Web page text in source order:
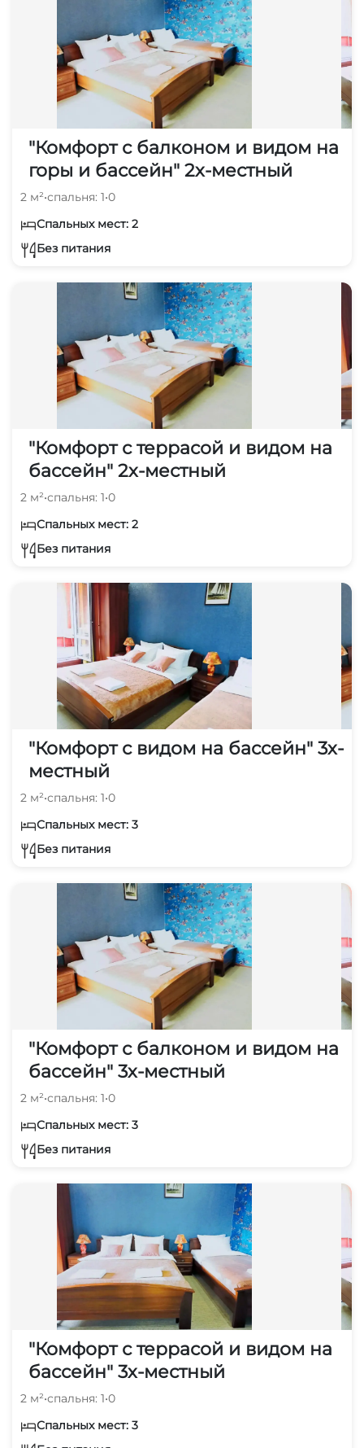
"Комфорт с балконом и видом на
горы и бассейн" 2х-местный
2 м²•спальня: 1•0
Спальных мест: 2
Без питания
"Комфорт с террасой и видом на
бассейн" 2х-местный
2 м²•спальня: 1•0
Спальных мест: 2
Без питания
"Комфорт с видом на бассейн" 3х-
местный
2 м²•спальня: 1•0
Спальных мест: 3
Без питания
"Комфорт с балконом и видом на
бассейн" 3х-местный
2 м²•спальня: 1•0
Спальных мест: 3
Без питания
"Комфорт с террасой и видом на
бассейн" 3х-местный
2 м²•спальня: 1•0
Спальных мест: 3